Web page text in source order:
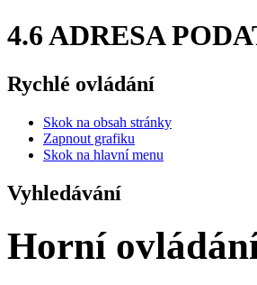
4.6 ADRESA
Rychlé ovládání
Skok na obsah stránky
Zapnout grafiku
Skok na hlavní menu
Vyhledávání
Horní